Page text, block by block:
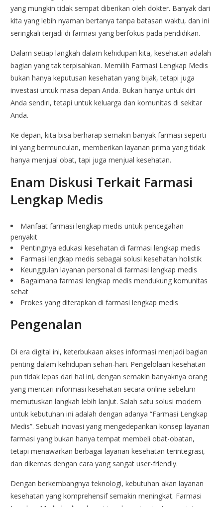
yang mungkin tidak sempat diberikan oleh dokter. Banyak dari
kita yang lebih nyaman bertanya tanpa batasan waktu, dan ini
seringkali terjadi di farmasi yang berfokus pada pendidikan.
Dalam setiap langkah dalam kehidupan kita, kesehatan adalah
bagian yang tak terpisahkan. Memilih Farmasi Lengkap Medis
bukan hanya keputusan kesehatan yang bijak, tetapi juga
investasi untuk masa depan Anda. Bukan hanya untuk diri
Anda sendiri, tetapi untuk keluarga dan komunitas di sekitar
Anda.
Ke depan, kita bisa berharap semakin banyak farmasi seperti
ini yang bermunculan, memberikan layanan prima yang tidak
hanya menjual obat, tapi juga menjual kesehatan.
Enam Diskusi Terkait Farmasi
Lengkap Medis
Manfaat farmasi lengkap medis untuk pencegahan
penyakit
Pentingnya edukasi kesehatan di farmasi lengkap medis
Farmasi lengkap medis sebagai solusi kesehatan holistik
Keunggulan layanan personal di farmasi lengkap medis
Bagaimana farmasi lengkap medis mendukung komunitas
sehat
Prokes yang diterapkan di farmasi lengkap medis
Pengenalan
Di era digital ini, keterbukaan akses informasi menjadi bagian
penting dalam kehidupan sehari-hari. Pengelolaan kesehatan
pun tidak lepas dari hal ini, dengan semakin banyaknya orang
yang mencari informasi kesehatan secara online sebelum
memutuskan langkah lebih lanjut. Salah satu solusi modern
untuk kebutuhan ini adalah dengan adanya “Farmasi Lengkap
Medis”. Sebuah inovasi yang mengedepankan konsep layanan
farmasi yang bukan hanya tempat membeli obat-obatan,
tetapi menawarkan berbagai layanan kesehatan terintegrasi,
dan dikemas dengan cara yang sangat user-friendly.
Dengan berkembangnya teknologi, kebutuhan akan layanan
kesehatan yang komprehensif semakin meningkat. Farmasi